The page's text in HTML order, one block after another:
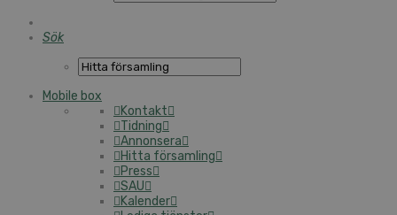
Sök
Mobile box
Kontakt
Tidning
Annonsera
Hitta församling
Press
SAU
Kalender